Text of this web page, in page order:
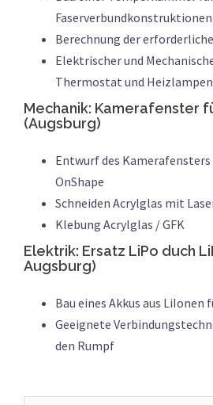
Faserverbundkonstruktionen
Berechnung der
Elektrischer und
Thermostat und Heizlampen
Mechanik: Kamerafenster
(Augsburg)
Entwurf des
OnShape
Schneiden Acrylglas mit
Klebung Acrylglas / GFK
Elektrik: Ersatz LiPo duch
Augsburg)
Bau eines Akkus aus LiIonen
Geeignete
den Rumpf